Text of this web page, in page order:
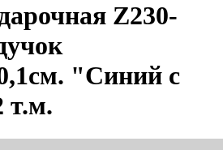
Z230-
"Синий с
т.м.